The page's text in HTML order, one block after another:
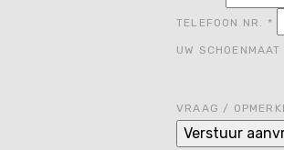
TELEFOON NR. *
UW SCHOENMAAT
VRAAG /